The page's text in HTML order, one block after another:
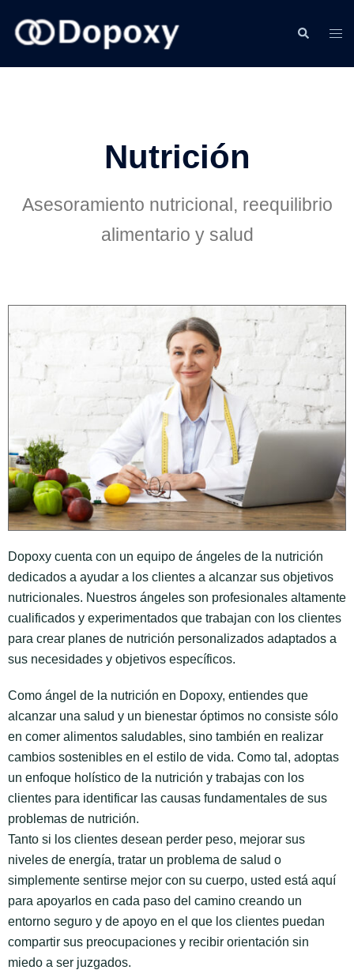
Nutrición
Asesoramiento nutricional, reequilibrio
alimentario y salud
Dopoxy cuenta con un equipo de ángeles de la nutrición
dedicados a ayudar a los clientes a alcanzar sus objetivos
nutricionales. Nuestros ángeles son profesionales altamente
cualificados y experimentados que trabajan con los clientes
para crear planes de nutrición personalizados adaptados a
sus necesidades y objetivos específicos.
Como ángel de la nutrición en Dopoxy, entiendes que
alcanzar una salud y un bienestar óptimos no consiste sólo
en comer alimentos saludables, sino también en realizar
cambios sostenibles en el estilo de vida. Como tal, adoptas
un enfoque holístico de la nutrición y trabajas con los
clientes para identificar las causas fundamentales de sus
problemas de nutrición.
Tanto si los clientes desean perder peso, mejorar sus
niveles de energía, tratar un problema de salud o
simplemente sentirse mejor con su cuerpo, usted está aquí
para apoyarlos en cada paso del camino creando un
entorno seguro y de apoyo en el que los clientes puedan
compartir sus preocupaciones y recibir orientación sin
miedo a ser juzgados.